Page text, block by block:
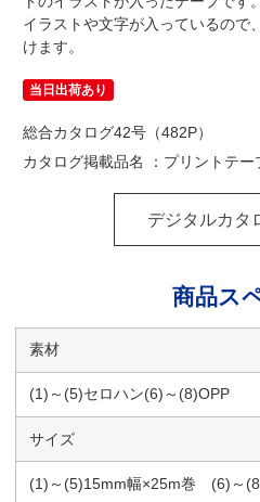
イラストや文字が入っているので
けます。
当日出荷あり
総合カタログ42号（482P）
カタログ掲載品名 ：プリントテー
デジタルカタ
商品ス
素材
(1)～(5)セロハン(6)～(8)OPP
サイズ
(1)～(5)15mm幅×25m巻 (6)～